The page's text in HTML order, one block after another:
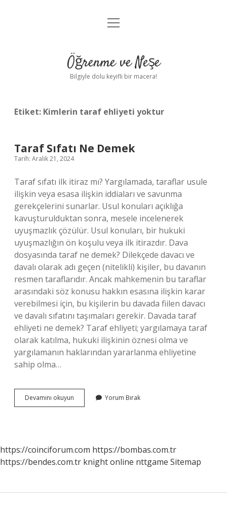
Anasayfa
Yasal Uyarı
menüyü
Öğrenme ve Neşe
Bilgiyle dolu keyifli bir macera!
Etiket: Kimlerin taraf ehliyeti yoktur
Taraf Sıfatı Ne Demek
Tarih: Aralık 21, 2024
Taraf sıfatı ilk itiraz mı? Yargılamada, taraflar usule
ilişkin veya esasa ilişkin iddiaları ve savunma
gerekçelerini sunarlar. Usul konuları açıklığa
kavuşturulduktan sonra, mesele incelenerek
uyuşmazlık çözülür. Usul konuları, bir hukuki
uyuşmazlığın ön koşulu veya ilk itirazdır. Dava
dosyasında taraf ne demek? Dilekçede davacı ve
davalı olarak adı geçen (nitelikli) kişiler, bu davanın
resmen taraflarıdır. Ancak mahkemenin bu taraflar
arasındaki söz konusu hakkın esasına ilişkin karar
verebilmesi için, bu kişilerin bu davada fiilen davacı
ve davalı sıfatını taşımaları gerekir. Davada taraf
ehliyeti ne demek? Taraf ehliyeti; yargılamaya taraf
olarak katılma, hukuki ilişkinin öznesi olma ve
yargılamanın haklarından yararlanma ehliyetine
sahip olma…
Devamını okuyun
Sıfatı
Yorum Bırak
https://coinciforum.com https://bombas.com.tr
https://bendes.com.tr knight online nttgame Sitemap